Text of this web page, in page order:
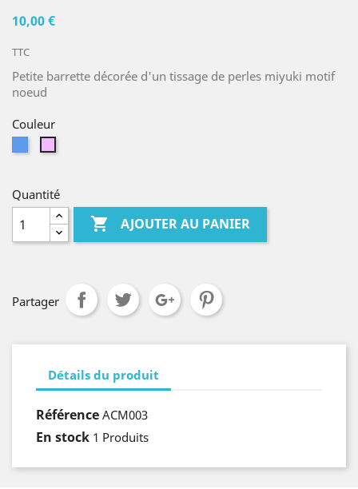
10,00 €
TTC
Petite barrette décorée d'un tissage de perles miyuki motif
noeud
Couleur
Quantité
 AJOUTER AU PANIER
Partager
Détails du produit
Référence ACM003
En stock 1 Produits